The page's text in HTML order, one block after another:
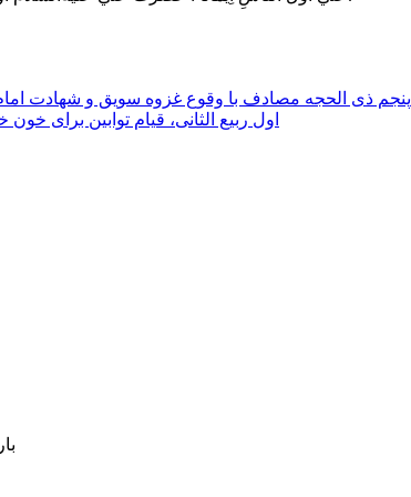
پنجم ذی الحجه مصادف با وقوع غزوه سویق و شهادت امام
اول ربیع الثانی، قیام توابین برای